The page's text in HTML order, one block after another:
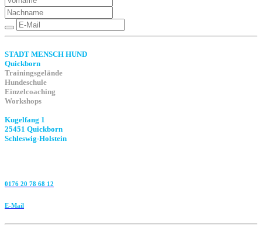
STADT MENSCH HUND
Quickborn
Trainingsgelände
Hundeschule
Einzelcoaching
Workshops
Kugelfang 1
25451 Quickborn
Schleswig-Holstein
0176 20 78 68 12
E-Mail